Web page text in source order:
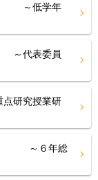
～低学年
代表委員
究授業研
～６年総